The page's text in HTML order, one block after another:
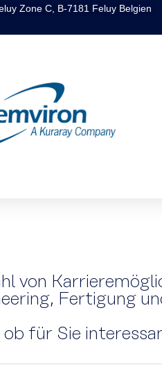
Zone C, B-7181 Feluy Belgien
von
Fertigung
für Sie